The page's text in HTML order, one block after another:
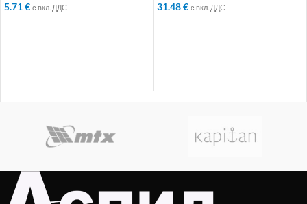
5.71€ с вкл. ДДС 31.48€ с вкл. ДДС